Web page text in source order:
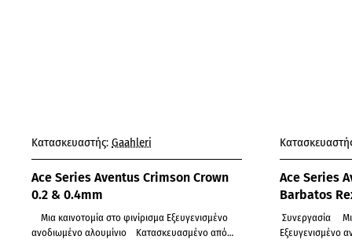
Κατασκευαστής: Gaahleri
Ace Series Aventus Crimson Crown
0.2 & 0.4mm
ανοδιωμένο αλουμίνιο Κατασκευασμένο από
Ace Series
Barbatos
Συνεργασία Μια καινοτομία στο φινίρισμα
Εξευγενισμένο